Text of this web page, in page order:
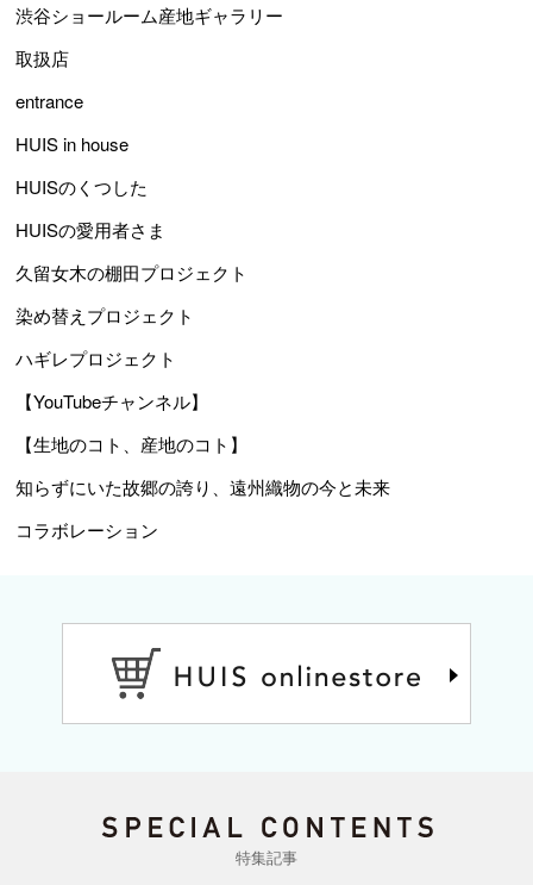
渋谷ショールーム産地ギャラリー
取扱店
entrance
HUIS in house
HUISのくつした
HUISの愛用者さま
久留女木の棚田プロジェクト
染め替えプロジェクト
ハギレプロジェクト
【YouTubeチャンネル】
【生地のコト、産地のコト】
知らずにいた故郷の誇り、遠州織物の今と未来
コラボレーション
特集記事